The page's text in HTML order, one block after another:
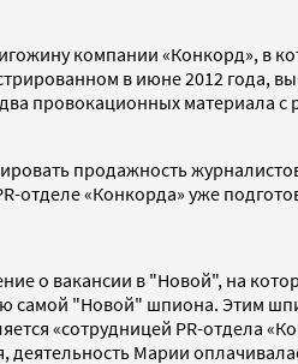
компании «Конкорд», в
в июне 2012
провокационных
продажность
«Конкорда» уже
о вакансии в "Новой", на
самой "Новой" шпиона. Этим
«сотрудницей PR-
Марии